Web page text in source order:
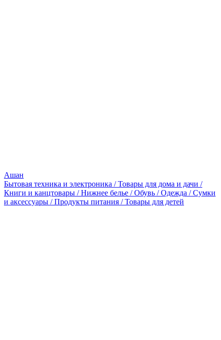
Ашан
Бытовая техника и электроника / Товары для дома и дачи /
Книги и канцтовары / Нижнее белье / Обувь / Одежда / Сумки
и аксессуары / Продукты питания / Товары для детей